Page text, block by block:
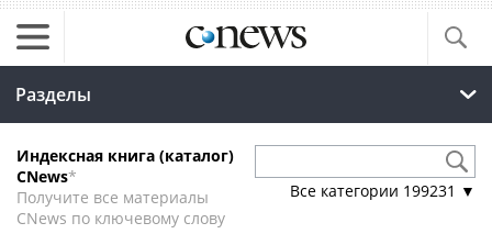
Разделы
Индексная книга (каталог)
CNews*
Получите все материалы
CNews по ключевому слову
Все категории 199231 ▼